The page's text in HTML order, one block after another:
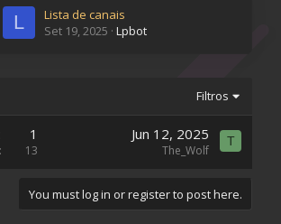
L
Lista de canais
Set 19, 2025 Lpbot
Filtros
1
13
Jun 12, 2025
The_Wolf
T
You must log in or register to post here.